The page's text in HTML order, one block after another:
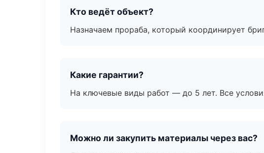
Кто ведёт объект?
Назначаем прораба, который координирует
Какие гарантии?
На ключевые виды работ — до 5 лет. Все
Можно ли закупить материалы через вас?